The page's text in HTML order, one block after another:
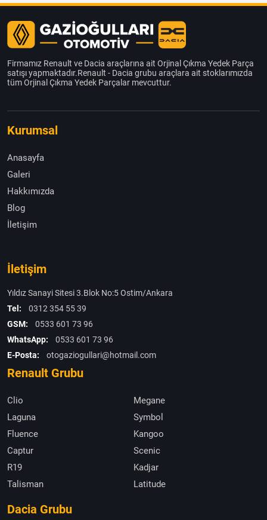
Firmamız Renault ve Dacia araçlarına ait Orjinal Çıkma Yedek Parça
satışı yapmaktadır.Renault - Dacia grubu araçlara ait stoklarımızda
tüm Orjinal Çıkma Yedek Parçalar mevcuttur.
Kurumsal
Anasayfa
Galeri
Hakkımızda
Blog
İletişim
İletişim
Yıldız Sanayi Sitesi 3.Blok No:5 Ostim/Ankara
Tel:
0312 354 55 39
GSM:
0533 601 73 96
WhatsApp:
0533 601 73 96
E-Posta:
otogaziogullari@hotmail.com
Renault Grubu
Clio
Megane
Laguna
Symbol
Fluence
Kangoo
Captur
Scenic
R19
Kadjar
Talisman
Latitude
Dacia Grubu